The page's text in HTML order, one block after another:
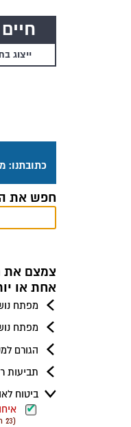
ייצוג
כתובתנו: מגדל על דיזנגוף
חפש את
צמצם את
אחת או
מפתח
מפתח
הגורם
תביעות
ביטוח
(23 תוצאות רלוונטיות)